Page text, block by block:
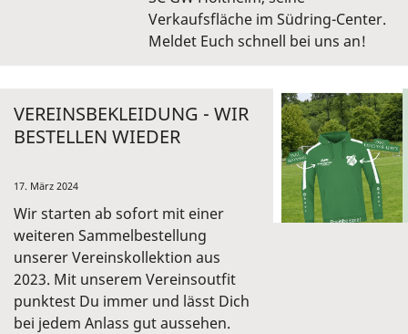
Verkaufsfläche im Südring-Center.
Meldet Euch schnell bei uns an!
VEREINSBEKLEIDUNG - WIR
BESTELLEN WIEDER
17. März 2024
Wir starten ab sofort mit einer
weiteren Sammelbestellung
unserer Vereinskollektion aus
2023. Mit unserem Vereinsoutfit
punktest Du immer und lässt Dich
bei jedem Anlass gut aussehen.